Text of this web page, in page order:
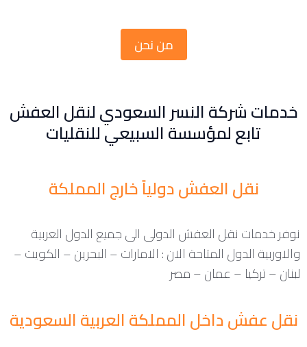
من نحن
خدمات شركة النسر السعودي لنقل العفش
تابع لمؤسسة السبيعي للنقليات
نقل العفش دولياً خارج المملكة
نوفر خدمات نقل العفش الدولى الى جميع الدول العربية
والاوربية الدول المتاحة الان : الامارات – البحرين – الكويت –
لبنان – تركيا – عمان – مصر
نقل عفش داخل المملكة العربية السعودية